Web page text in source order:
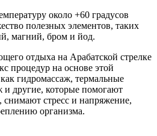
около +60 градусов
полезных элементов, таких
магний, бром и йод.
отдыха на Арабатской стрелке
процедур на основе этой
гидромассаж, термальные
другие, которые помогают
снимают стресс и напряжение,
организма.